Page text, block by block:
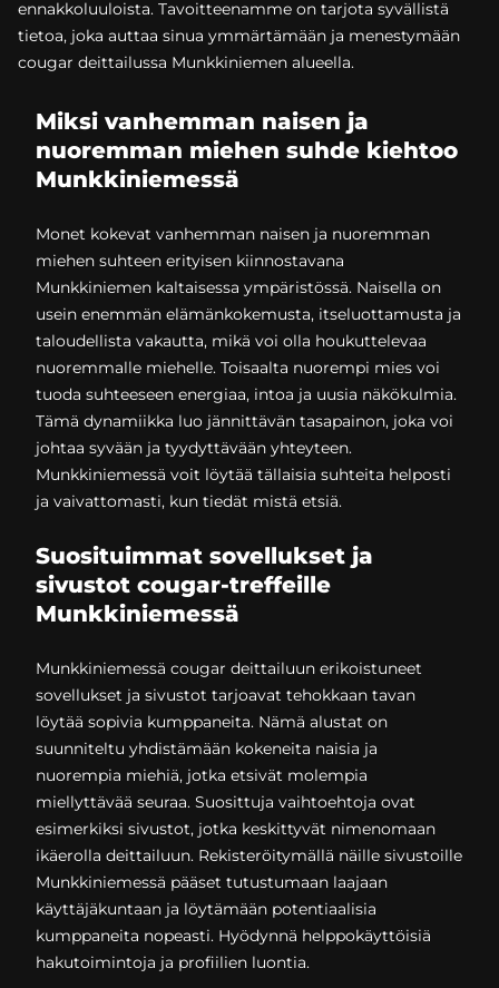
ennakkoluuloista. Tavoitteenamme on tarjota syvällistä
tietoa, joka auttaa sinua ymmärtämään ja menestymään
cougar deittailussa Munkkiniemen alueella.
Miksi vanhemman naisen ja
nuoremman miehen suhde kiehtoo
Munkkiniemessä
Monet kokevat vanhemman naisen ja nuoremman
miehen suhteen erityisen kiinnostavana
Munkkiniemen kaltaisessa ympäristössä. Naisella on
usein enemmän elämänkokemusta, itseluottamusta ja
taloudellista vakautta, mikä voi olla houkuttelevaa
nuoremmalle miehelle. Toisaalta nuorempi mies voi
tuoda suhteeseen energiaa, intoa ja uusia näkökulmia.
Tämä dynamiikka luo jännittävän tasapainon, joka voi
johtaa syvään ja tyydyttävään yhteyteen.
Munkkiniemessä voit löytää tällaisia suhteita helposti
ja vaivattomasti, kun tiedät mistä etsiä.
Suosituimmat sovellukset ja
sivustot cougar-treffeille
Munkkiniemessä
Munkkiniemessä cougar deittailuun erikoistuneet
sovellukset ja sivustot tarjoavat tehokkaan tavan
löytää sopivia kumppaneita. Nämä alustat on
suunniteltu yhdistämään kokeneita naisia ja
nuorempia miehiä, jotka etsivät molempia
miellyttävää seuraa. Suosittuja vaihtoehtoja ovat
esimerkiksi sivustot, jotka keskittyvät nimenomaan
ikäerolla deittailuun. Rekisteröitymällä näille sivustoille
Munkkiniemessä pääset tutustumaan laajaan
käyttäjäkuntaan ja löytämään potentiaalisia
kumppaneita nopeasti. Hyödynnä helppokäyttöisiä
hakutoimintoja ja profiilien luontia.